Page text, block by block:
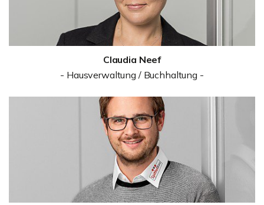
Claudia Neef
- Hausverwaltung / Buchhaltung -